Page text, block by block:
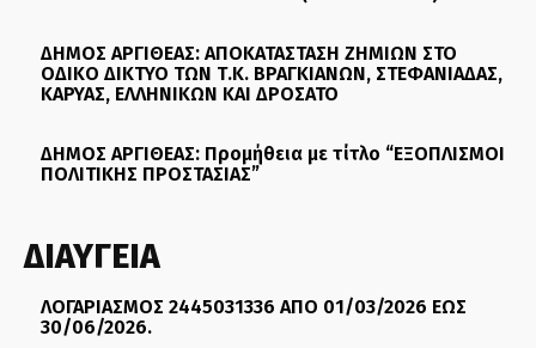
ΔΗΜΟΣ ΑΡΓΙΘΕΑΣ: ΑΠΟΚΑΤΑΣΤΑΣΗ ΖΗΜΙΩΝ ΣΤΟ
ΟΔΙΚΟ ΔΙΚΤΥΟ ΤΩΝ Τ.Κ. ΒΡΑΓΚΙΑΝΩΝ, ΣΤΕΦΑΝΙΑΔΑΣ,
ΚΑΡΥΑΣ, ΕΛΛΗΝΙΚΩΝ ΚΑΙ ΔΡΟΣΑΤΟ
ΔΗΜΟΣ ΑΡΓΙΘΕΑΣ: Προμήθεια με τίτλο “ΕΞΟΠΛΙΣΜΟΙ
ΠΟΛΙΤΙΚΗΣ ΠΡΟΣΤΑΣΙΑΣ”
ΔΙΑΥΓΕΙΑ
ΛΟΓΑΡΙΑΣΜΟΣ 2445031336 ΑΠΟ 01/03/2026 ΕΩΣ
30/06/2026.